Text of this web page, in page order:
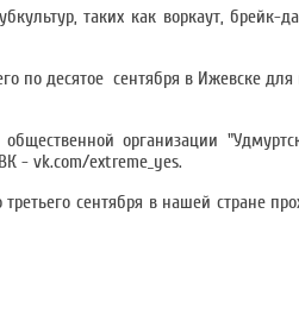
таких как воркаут, брейк-
по десятое сентября в Ижевске
организации
- vk.com/extreme_yes.
сентября в нашей стране